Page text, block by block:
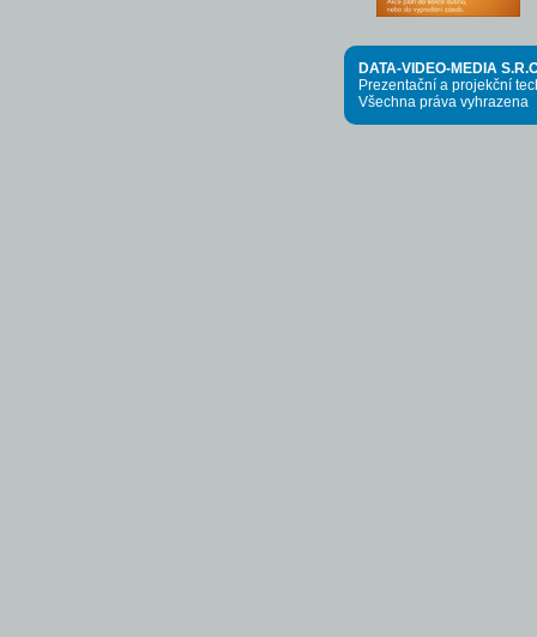
DATA-VIDEO-MEDIA
Prezentační a projekční
Všechna práva vyhrazena